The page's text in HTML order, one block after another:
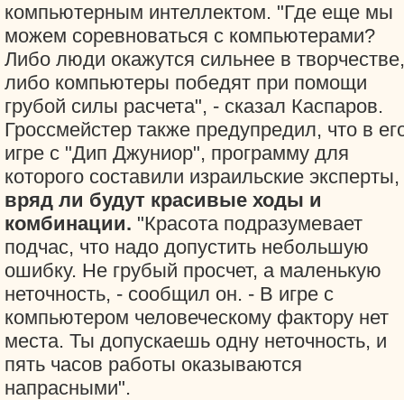
компьютерным интеллектом. "Где еще мы
можем соревноваться с компьютерами?
Либо люди окажутся сильнее в творчестве,
либо компьютеры победят при помощи
грубой силы расчета", - сказал Каспаров.
Гроссмейстер также предупредил, что в
игре с "Дип Джуниор", программу для
которого составили израильские эксперты,
вряд ли будут красивые ходы и
комбинации. "Красота подразумевает
подчас, что надо допустить небольшую
ошибку. Не грубый просчет, а маленькую
неточность, - сообщил он. - В игре с
компьютером человеческому фактору нет
места. Ты допускаешь одну неточность, и
пять часов работы оказываются
напрасными".